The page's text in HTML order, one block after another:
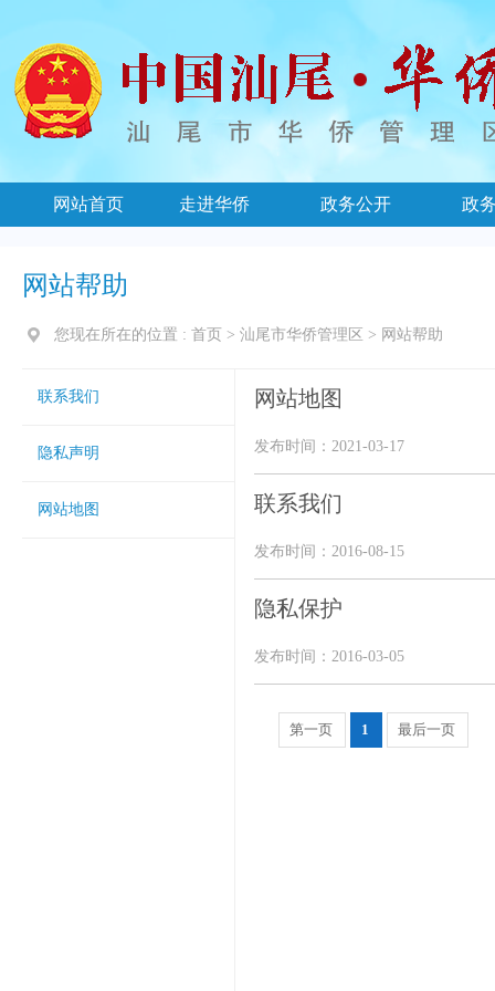
网站首页 走进华侨 政务公开 政
网站帮助
您现在所在的位置 : 首页 > 汕尾市华侨管理区 > 网站帮助
联系我们
隐私声明
网站地图
网站地图
发布时间：2021-03-17
联系我们
发布时间：2016-08-15
隐私保护
发布时间：2016-03-05
第一页 1 最后一页